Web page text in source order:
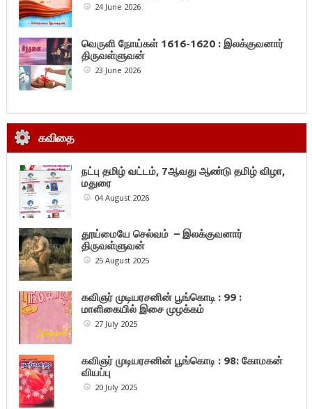
24 June 2026
வெருளி நோய்கள் 1616-1620 : இலக்குவனார்
திருவள்ளுவன்
23 June 2026
கவிதை
நட்பு தமிழ் வட்டம், 7ஆவது ஆண்டு தமிழ் விழா,
மதுரை
04 August 2026
தூய்மையே செல்வம் – இலக்குவனார்
திருவள்ளுவன்
25 August 2025
கவிஞர் முடியரசனின் பூங்கொடி : 99 :
மாளிகையில் இசை முழக்கம்
27 July 2025
கவிஞர் முடியரசனின் பூங்கொடி : 98: கோமகன்
வியப்பு
20 July 2025